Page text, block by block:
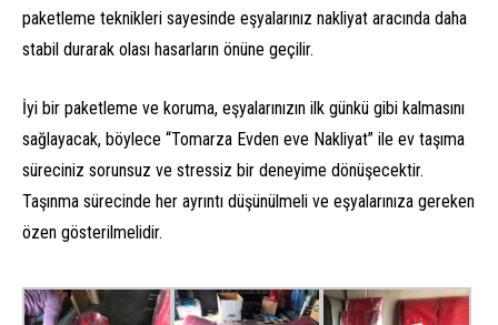
paketleme teknikleri sayesinde eşyalarınız nakliyat aracında daha
stabil durarak olası hasarların önüne geçilir.
İyi bir paketleme ve koruma, eşyalarınızın ilk günkü gibi kalmasını
sağlayacak, böylece “Tomarza Evden eve Nakliyat” ile ev taşıma
süreciniz sorunsuz ve stressiz bir deneyime dönüşecektir.
Taşınma sürecinde her ayrıntı düşünülmeli ve eşyalarınıza gereken
özen gösterilmelidir.